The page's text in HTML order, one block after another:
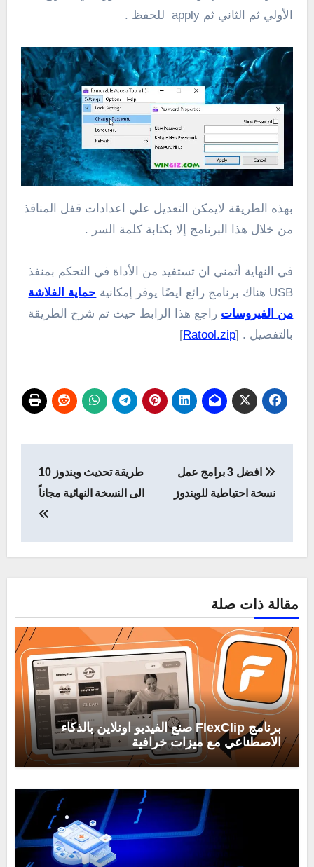
الأولي ثم الثاني ثم apply للحفظ .
بهذه الطريقة لايمكن التعديل علي اعدادات قفل المنافذ
من خلال هذا البرنامج إلا بكتابة كلمة السر .
في النهاية أتمني ان تستفيد من الأداة في التحكم بمنفذ
USB هناك برنامج رائع ايضًا يوفر إمكانية
حماية الفلاشة
من الفيروسات راجع هذا الرابط حيث تم شرح الطريقة
بالتفصيل . [Ratool.zip
]
المقالات
افضل 3 برامج عمل
نسخة احتياطية للويندوز
طريقة تحديث ويندوز 10
الى النسخة النهائية مجاناً
مقالة ذات صلة
برنامج FlexClip صنع الفيديو اونلاين بالذكاء
الاصطناعي مع ميزات خرافية